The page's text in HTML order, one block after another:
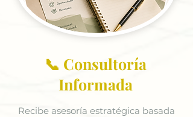
📞 Consultoría
Informada
Recibe asesoría estratégica basada